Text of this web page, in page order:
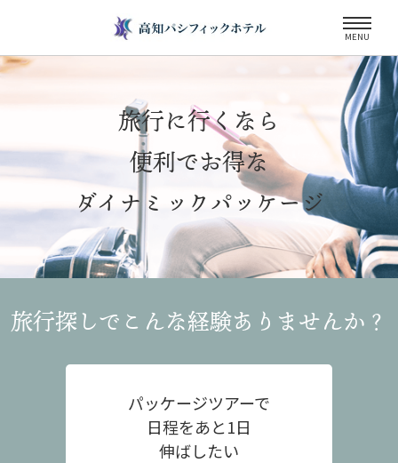
MENU
旅行に行くなら
便利でお得な
ダイナミックパッケージ
旅行探しでこんな経験ありませんか？
パッケージツアーで
日程をあと1日
伸ばしたい